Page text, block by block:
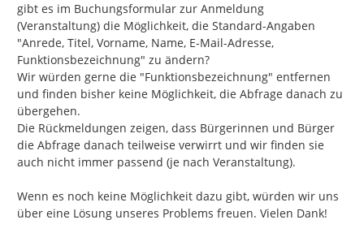
gibt es im Buchungsformular zur Anmeldung
(Veranstaltung) die Möglichkeit, die Standard-Angaben
"Anrede, Titel, Vorname, Name, E-Mail-Adresse,
Funktionsbezeichnung" zu ändern?
Wir würden gerne die "Funktionsbezeichnung" entfernen
und finden bisher keine Möglichkeit, die Abfrage danach zu
übergehen.
Die Rückmeldungen zeigen, dass Bürgerinnen und Bürger
die Abfrage danach teilweise verwirrt und wir finden sie
auch nicht immer passend (je nach Veranstaltung).
Wenn es noch keine Möglichkeit dazu gibt, würden wir uns
über eine Lösung unseres Problems freuen. Vielen Dank!